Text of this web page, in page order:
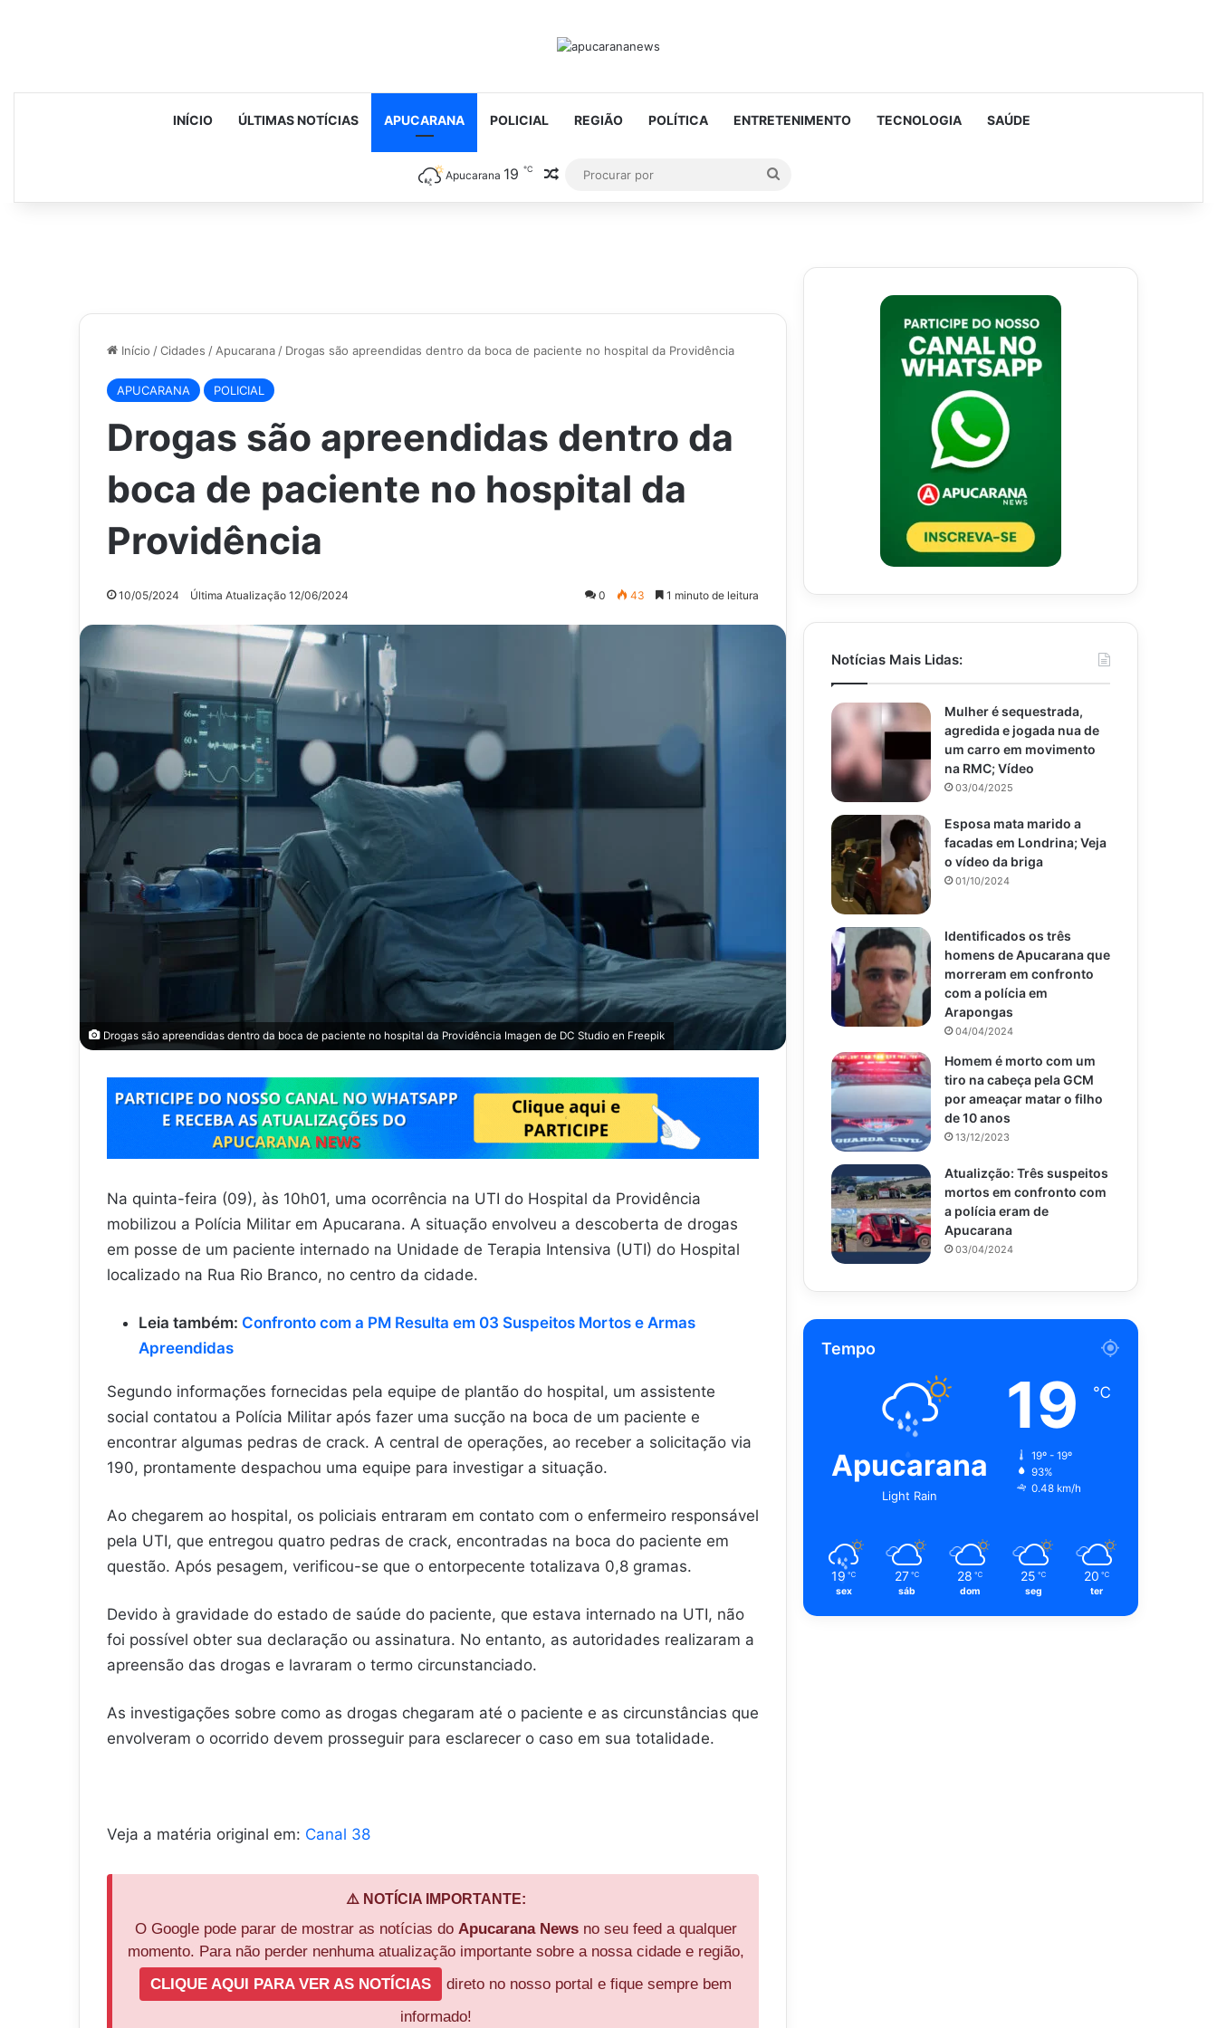
INÍCIO ÚLTIMAS NOTÍCIAS APUCARANA POLICIAL REGIÃO POLÍTICA ENTRETENIMENTO TECNOLOGIA SAÚDE
Apucarana 19 ℃ Artigo aleatório
Procurar
por
Início /Cidades / Apucarana / Drogas são apreendidas dentro da boca de paciente no hospital da Providência
APUCARANA POLICIAL
Drogas são apreendidas dentro da
boca de paciente no hospital da
Providência
10/05/2024 Última Atualização 12/06/2024 0 43 1 minuto de leitura
Drogas são apreendidas dentro da boca de paciente no hospital da Providência Imagen de DC Studio en Freepik
Na quinta-feira (09), às 10h01, uma ocorrência na UTI do Hospital da Providência
mobilizou a Polícia Militar em Apucarana. A situação envolveu a descoberta de drogas
em posse de um paciente internado na Unidade de Terapia Intensiva (UTI) do Hospital
localizado na Rua Rio Branco, no centro da cidade.
Leia também: Confronto com a PM Resulta em 03 Suspeitos Mortos e Armas
Apreendidas
Segundo informações fornecidas pela equipe de plantão do hospital, um assistente
social contatou a Polícia Militar após fazer uma sucção na boca de um paciente e
encontrar algumas pedras de crack. A central de operações, ao receber a solicitação via
190, prontamente despachou uma equipe para investigar a situação.
Ao chegarem ao hospital, os policiais entraram em contato com o enfermeiro responsável
pela UTI, que entregou quatro pedras de crack, encontradas na boca do paciente em
questão. Após pesagem, verificou-se que o entorpecente totalizava 0,8 gramas.
Devido à gravidade do estado de saúde do paciente, que estava internado na UTI, não
foi possível obter sua declaração ou assinatura. No entanto, as autoridades realizaram a
apreensão das drogas e lavraram o termo circunstanciado.
As investigações sobre como as drogas chegaram até o paciente e as circunstâncias que
envolveram o ocorrido devem prosseguir para esclarecer o caso em sua totalidade.
Veja a matéria original em: Canal 38
⚠️ NOTÍCIA IMPORTANTE:
O Google pode parar de mostrar as notícias do Apucarana Newsno seu feed a qualquer
momento. Para não perder nenhuma atualização importante sobre a nossa cidade e região,
CLIQUE AQUI PARA VER AS NOTÍCIAS
direto no nosso portal e fique sempre bem
informado!
Notícias Mais Lidas:
Mulher é sequestrada,
agredida e jogada nua de
um carro em movimento
na RMC; Vídeo
03/04/2025
Esposa mata marido a
facadas em Londrina; Veja
o vídeo da briga
01/10/2024
Identificados os três
homens de Apucarana que
morreram em confronto
com a polícia em
Arapongas
04/04/2024
Homem é morto com um
tiro na cabeça pela GCM
por ameaçar matar o filho
de 10 anos
13/12/2023
Atualizção: Três suspeitos
mortos em confronto com
a polícia eram de
Apucarana
03/04/2024
Tempo
Apucarana
Light Rain
19 ℃
19º - 19º
93%
0.48 km/h
19 ℃
sex
27 ℃
sáb
28 ℃
dom
25 ℃
seg
20 ℃
ter